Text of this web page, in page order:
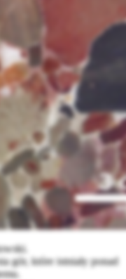
gór, które istniały ponad